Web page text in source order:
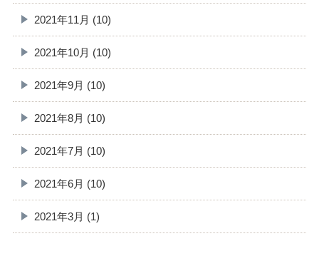
2021年11月 (10)
2021年10月 (10)
2021年9月 (10)
2021年8月 (10)
2021年7月 (10)
2021年6月 (10)
2021年3月 (1)